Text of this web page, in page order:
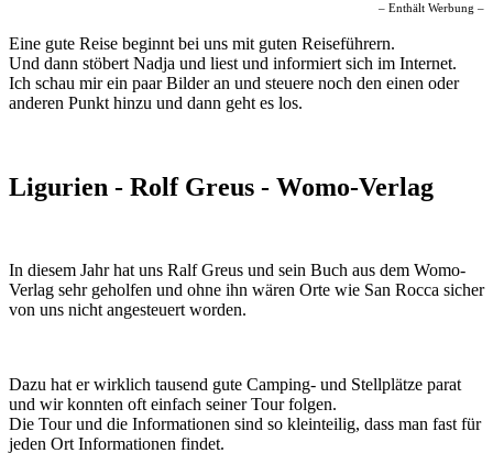
– Enthält Werbung –
Eine gute Reise beginnt bei uns mit guten Reiseführern.
Und dann stöbert Nadja und liest und informiert sich im Internet.
Ich schau mir ein paar Bilder an und steuere noch den einen oder
anderen Punkt hinzu und dann geht es los.
Ligurien - Rolf Greus - Womo-Verlag
In diesem Jahr hat uns Ralf Greus und sein Buch aus dem Womo-
Verlag sehr geholfen und ohne ihn wären Orte wie San Rocca sicher
von uns nicht angesteuert worden.
Dazu hat er wirklich tausend gute Camping- und Stellplätze parat
und wir konnten oft einfach seiner Tour folgen.
Die Tour und die Informationen sind so kleinteilig, dass man fast für
jeden Ort Informationen findet.